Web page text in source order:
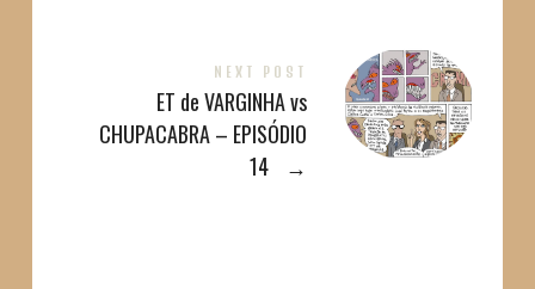
NEXT POST
ET de VARGINHA vs
CHUPACABRA – EPISÓDIO
14
→